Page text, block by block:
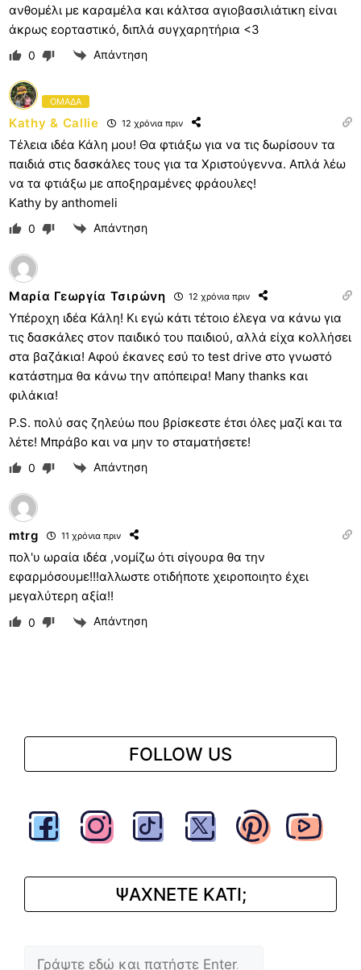
ανθομέλι με καραμέλα και κάλτσα αγιοβασιλιάτικη είναι
άκρως εορταστικό, διπλά συγχαρητήρια <3
0 Απάντηση
ΟΜΑΔΑ
Kathy & Callie 12 χρόνια πριν
Τέλεια ιδέα Κάλη μου! Θα φτιάξω για να τις δωρίσουν τα
παιδιά στις δασκάλες τους για τα Χριστούγεννα. Απλά λέω
να τα φτιάξω με αποξηραμένες φράουλες!
Kathy by anthomeli
0 Απάντηση
Μαρία Γεωργία Τσιρώνη 12 χρόνια πριν
Υπέροχη ιδέα Κάλη! Κι εγώ κάτι τέτοιο έλεγα να κάνω για
τις δασκάλες στον παιδικό του παιδιού, αλλά είχα κολλήσει
στα βαζάκια! Αφού έκανες εσύ το test drive στο γνωστό
κατάστημα θα κάνω την απόπειρα! Many thanks και
φιλάκια!
P.S. πολύ σας ζηλεύω που βρίσκεστε έτσι όλες μαζί και τα
λέτε! Μπράβο και να μην το σταματήσετε!
0 Απάντηση
mtrg 11 χρόνια πριν
πολ'υ ωραία ιδέα ,νομίζω ότι σίγουρα θα την
εφαρμόσουμε!!!αλλωστε οτιδήποτε χειροποιητο έχει
μεγαλύτερη αξία!!
0 Απάντηση
FOLLOW US
ΨΑΧΝΕΤΕ ΚΑΤΙ;